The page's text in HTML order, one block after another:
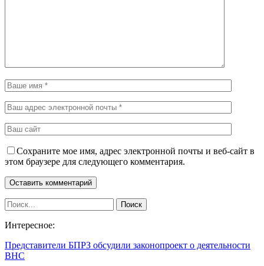
Сохраните мое имя, адрес электронной почты и веб-сайт в
этом браузере для следующего комментария.
Интересное:
Представители БПРЗ обсудили законопроект о деятельности
ВНС